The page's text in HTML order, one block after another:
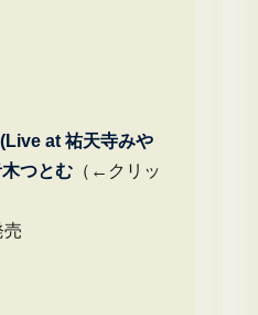
at 祐天寺みや
つとむ（←クリッ
売